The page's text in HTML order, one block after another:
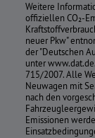
Weitere
offiziellen CO₂-
neuer Pkw"
der "Deutschen
unter
715/2007. Alle
Neuwagen mit
nach den
Emissionen